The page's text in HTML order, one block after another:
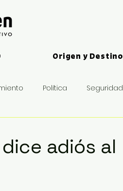
Origen y Destino
Política Seguridad
adiós al